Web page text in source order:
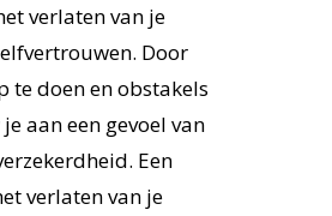
verlaten van je
Door
te doen en obstakels
aan een gevoel van
Een
verlaten van je